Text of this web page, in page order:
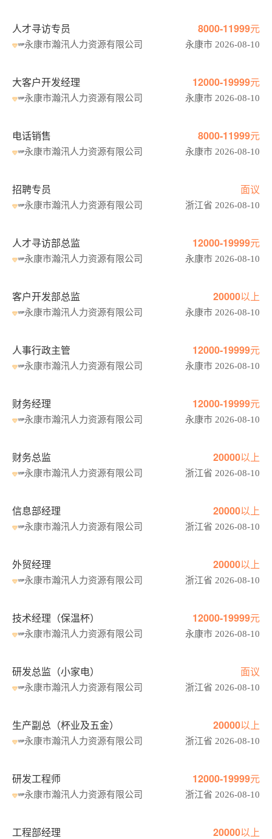
人才寻访专员 8000-11999元
永康市瀚汛人力资源有限公司 永康市 2026-08-10
大客户开发经理 12000-19999元
永康市瀚汛人力资源有限公司 永康市 2026-08-10
电话销售 8000-11999元
永康市瀚汛人力资源有限公司 永康市 2026-08-10
招聘专员 面议
永康市瀚汛人力资源有限公司 浙江省 2026-08-10
人才寻访部总监 12000-19999元
永康市瀚汛人力资源有限公司 永康市 2026-08-10
客户开发部总监 20000以上
永康市瀚汛人力资源有限公司 永康市 2026-08-10
人事行政主管 12000-19999元
永康市瀚汛人力资源有限公司 永康市 2026-08-10
财务经理 12000-19999元
永康市瀚汛人力资源有限公司 永康市 2026-08-10
财务总监 20000以上
永康市瀚汛人力资源有限公司 浙江省 2026-08-10
信息部经理 20000以上
永康市瀚汛人力资源有限公司 浙江省 2026-08-10
外贸经理 20000以上
永康市瀚汛人力资源有限公司 浙江省 2026-08-10
技术经理（保温杯） 12000-19999元
永康市瀚汛人力资源有限公司 永康市 2026-08-10
研发总监（小家电） 面议
永康市瀚汛人力资源有限公司 浙江省 2026-08-10
生产副总（杯业及五金） 20000以上
永康市瀚汛人力资源有限公司 浙江省 2026-08-10
研发工程师 12000-19999元
永康市瀚汛人力资源有限公司 浙江省 2026-08-10
工程部经理 20000以上